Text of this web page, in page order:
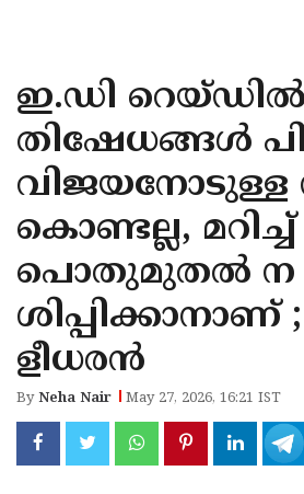
KANNUR
KASARAGOD
ഇ.ഡി
തിഷേധങ്ങൾ
വിജയനോടുള്ള
കൊണ്ടല്ല, മറിച്ച്
പൊതുമുതൽ ന
ളീധരൻ
ByNeha Nair May 27, 2026, 16:21 IST